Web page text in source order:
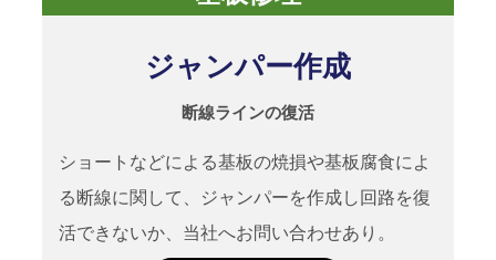
ーで成功。これによりCSP載せ替え要望
ジャンパー作成
断線ラインの復活
ショートなどによる基板の焼損や基板腐食によ
る断線に関して、ジャンパーを作成し回路を復
活できないか、当社へお問い合わせあり。